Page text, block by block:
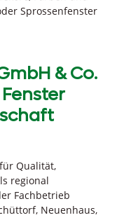
Sprossenfenster
& Co.
Qualität,
regional
Fachbetrieb
Neuenhaus,